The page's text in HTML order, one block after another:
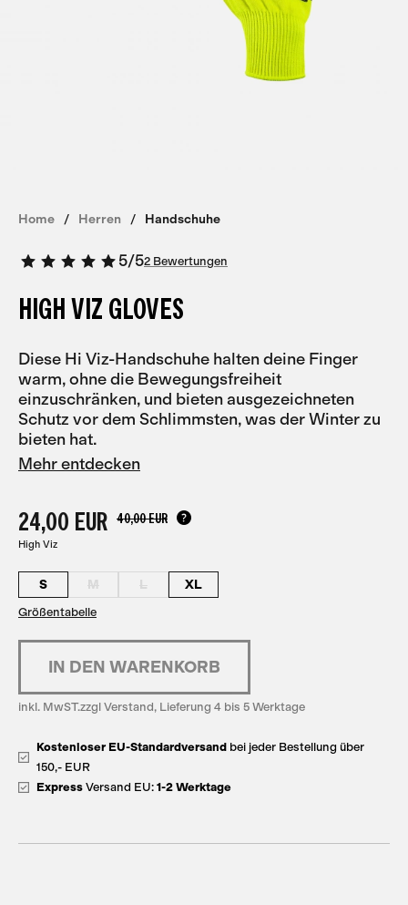
Home Herren Handschuhe
5/52 Bewertungen
HIGH VIZ GLOVES
Diese Hi Viz-Handschuhe halten deine Finger
warm, ohne die Bewegungsfreiheit
einzuschränken, und bieten ausgezeichneten
Schutz vor dem Schlimmsten, was der Winter zu
bieten hat.
Mehr entdecken
24,00 EUR 40,00 EUR
High Viz
S M L XL
Größentabelle
inkl. MwST.zzgl Verstand, Lieferung 4 bis 5 Werktage
Kostenloser EU-Standardversand bei jeder Bestellung über
150,- EUR
Express Versand EU: 1-2 Werktage